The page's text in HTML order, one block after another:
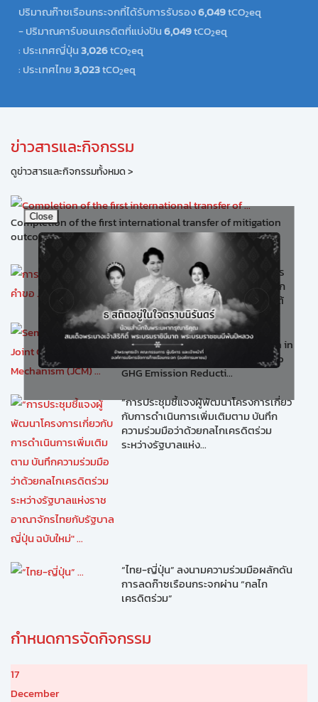
ปริมาณก๊าซเรือนกระจกที่ได้รับการรับรอง6,049tCO2eq
- ปริมาณคาร์บอนเครดิตที่แบ่งปัน6,049tCO2eq
: ประเทศญี่ปุ่น3,026tCO2eq
: ประเทศไทย3,023tCO2eq
ข่าวสารและกิจกรรม
ดูข่าวสารและกิจกรรมทั้งหมด >
Completion of the first international transfer of mitigation
outcomes for JCM credits
การติดต่อและการยื่นคำขอ สำหรับการ
เสนอระเบียบวิธีการลดก๊าซเรือนกระจก
ใหม่ ตามแนวทางของกลไก JCM ภายใต้
Premium T-VER หรือร...
Seminar on the Joint Crediting
Mechanism (JCM) Implementation in
Thailand – Further Contribution to
GHG Emission Reducti...
“การประชุมชี้แจงผู้พัฒนาโครงการเกี่ยว
กับการดำเนินการเพิ่มเติมตาม บันทึก
ความร่วมมือว่าด้วยกลไกเครดิตร่วม
ระหว่างรัฐบาลแห่ง...
“ไทย-ญี่ปุ่น” ลงนามความร่วมมือผลักดัน
การลดก๊าซเรือนกระจกผ่าน “กลไก
เครดิตร่วม”
กำหนดการจัดกิจกรรม
17
December
Close